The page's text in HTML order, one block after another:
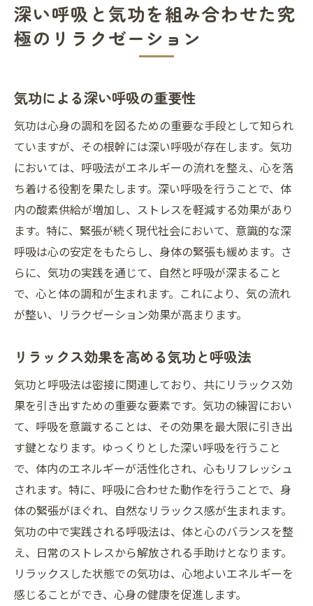
深い呼吸と気功を組み合わせた究
極のリラクゼーション
気功による深い呼吸の重要性
気功は心身の調和を図るための重要な手段として知られ
ていますが、その根幹には深い呼吸が存在します。気功
においては、呼吸法がエネルギーの流れを整え、心を落
ち着ける役割を果たします。深い呼吸を行うことで、体
内の酸素供給が増加し、ストレスを軽減する効果があり
ます。特に、緊張が続く現代社会において、意識的な深
呼吸は心の安定をもたらし、身体の緊張も緩めます。さ
らに、気功の実践を通じて、自然と呼吸が深まること
で、心と体の調和が生まれます。これにより、気の流れ
が整い、リラクゼーション効果が高まります。
リラックス効果を高める気功と呼吸法
気功と呼吸法は密接に関連しており、共にリラックス効
果を引き出すための重要な要素です。気功の練習におい
て、呼吸を意識することは、その効果を最大限に引き出
す鍵となります。ゆっくりとした深い呼吸を行うこと
で、体内のエネルギーが活性化され、心もリフレッシュ
されます。特に、呼吸に合わせた動作を行うことで、身
体の緊張がほぐれ、自然なリラックス感が生まれます。
気功の中で実践される呼吸法は、体と心のバランスを整
え、日常のストレスから解放される手助けとなります。
リラックスした状態での気功は、心地よいエネルギーを
感じることができ、心身の健康を促進します。